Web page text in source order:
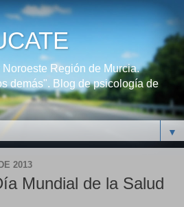
Región de Murcia.
demás". Blog de psicología de
▼
2013
Mundial de la Salud